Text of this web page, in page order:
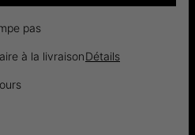
pas
à la livraisonDétails